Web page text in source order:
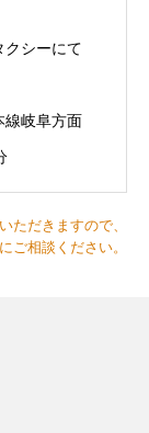
シーにて
岐阜方面
ただきますので、
ご相談ください。